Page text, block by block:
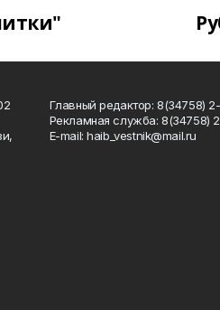
Главный редактор: 8(34758) 2-
Рекламная служба: 8(34758)
Е-mаil: haib_vestnik@mail.ru